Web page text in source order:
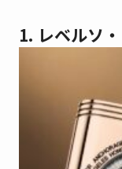
1. レベルソ